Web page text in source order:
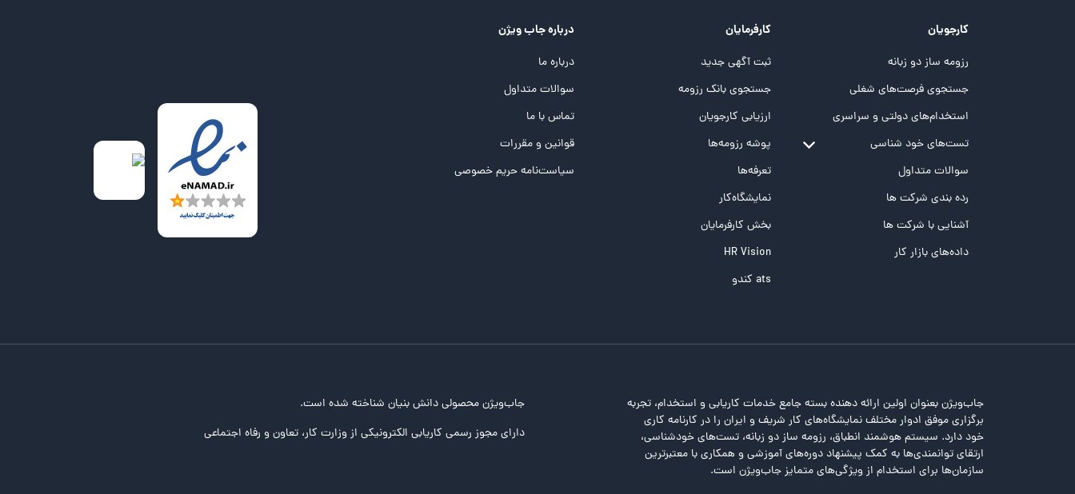
کارجویان
رزومه ساز دو زبانه
جستجوی فرصت‌های شغلی
استخدام‌های دولتی و سراسری
تست‌های خود شناسی
تست MBTI
تست تیپ سنجی شغلی Holland
تست NEO
تست هوش های چندگانه
سوالات متداول
رده بندی شرکت ها
آشنایی با شرکت ها
داده‌های بازار کار
کارفرمایان
ثبت آگهی جدید
جستجوی بانک رزومه
ارزیابی کارجویان
پوشه‌‌ رزومه‌ها
تعرفه‌ها
نمایشگاه‌کار
بخش کارفرمایان
HR Vision
ats کندو
درباره جاب ویژن
درباره ما
سوالات متداول
تماس با ما
قوانین و مقررات
سیاست‌نامه حریم خصوصی
جاب‌ویژن بعنوان اولین ارائه دهنده بسته جامع خدمات کاریابی و استخدام، تجربه
برگزاری موفق ادوار مختلف نمایشگاه‌های کار شریف و ایران را در کارنامه کاری
خود دارد. سیستم هوشمند انطباق، رزومه ساز دو زبانه، تست‌های خودشناسی،
ارتقای توانمندی‌ها به کمک پیشنهاد دوره‌های آموزشی و همکاری با معتبرترین
سازمان‌ها برای استخدام از ویژگی‌های متمایز جاب‌ویژن است.
جاب‌ویژن محصولی دانش بنیان شناخته شده است.
دارای مجوز رسمی کاریابی الکترونیکی از وزارت کار، تعاون و رفاه اجتماعی